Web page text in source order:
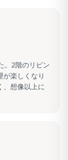
。2階のリビン
が楽しくなり
、想像以上に